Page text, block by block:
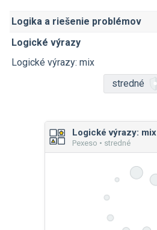
Logika a riešenie problémov
Logické výrazy
Logické výrazy: mix
stredné
Logické výrazy: mix
Pexeso • stredné